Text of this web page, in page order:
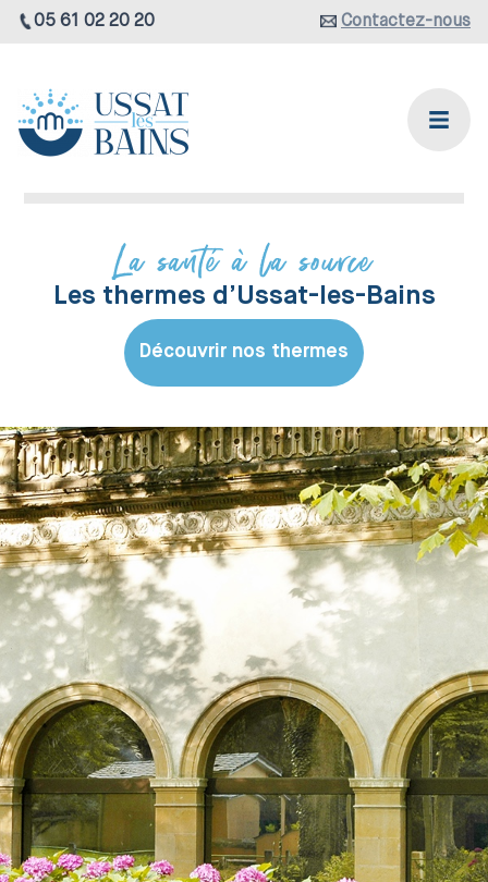
05 61 02 20 20 Contactez-nous
La santé à la source
Les thermes d’Ussat-les-Bains
Découvrir nos thermes